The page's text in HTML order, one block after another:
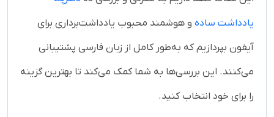
یادداشت ساده و هوشمند محبوب یادداشت‌برداری برای
آیفون بپردازیم که به‌طور کامل از زبان فارسی پشتیبانی
می‌کنند. این بررسی‌ها به شما کمک می‌کند تا بهترین گزینه
را برای خود انتخاب کنید.